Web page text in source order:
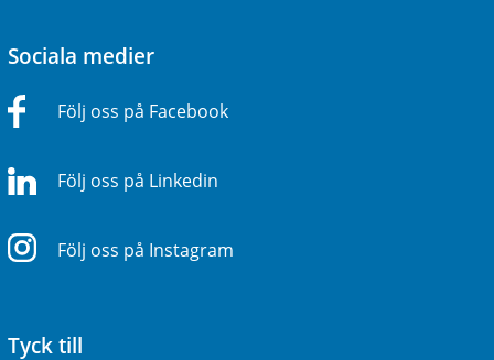
Sociala medier
Följ oss på Facebook
Följ oss på Linkedin
Följ oss på Instagram
Tyck till